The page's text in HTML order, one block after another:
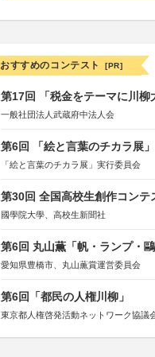
おすすめのコンテスト [PR]
第17回 「税金をテーマに川柳
一般社団法人武蔵府中法人会
第6回 「絵と言葉のチカラ展」
「絵と言葉のチカラ展」実行委員会
第30回 全国高校生創作コンテ
國學院大學、高校生新聞社
第6回 丸山薫「帆・ランプ・
愛知県豊橋市、丸山薫賞運営委員会
第6回「都民の人権川柳」
東京都人権啓発活動ネットワーク協議